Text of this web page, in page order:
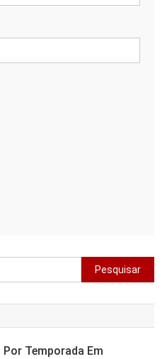
Pesquisar
por:
Por Temporada Em